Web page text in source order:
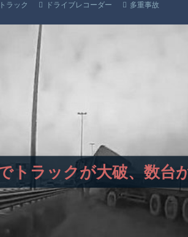
ラック ドライブレコーダー 多重事故
トラックが大破、数台